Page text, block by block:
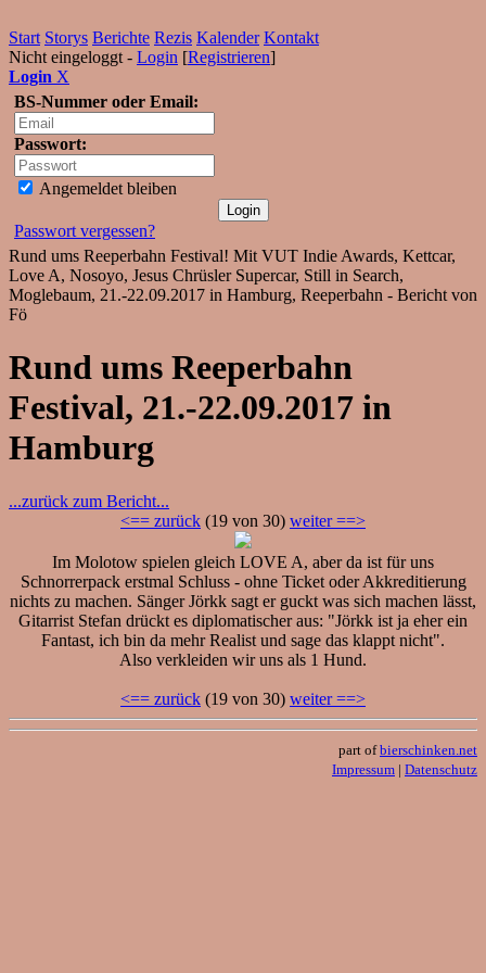
Start Storys Berichte Rezis Kalender Kontakt
Nicht eingeloggt - Login [Registrieren]
Login X
BS-Nummer oder Email:
Passwort:
Angemeldet bleiben
Passwort vergessen?
Rund ums Reeperbahn Festival! Mit VUT Indie Awards, Kettcar,
Love A, Nosoyo, Jesus Chrüsler Supercar, Still in Search,
Moglebaum, 21.-22.09.2017 in Hamburg, Reeperbahn - Bericht von
Fö
Rund ums Reeperbahn
Festival, 21.-22.09.2017 in
Hamburg
...zurück zum Bericht...
<== zurück (19 von 30) weiter ==>
Im Molotow spielen gleich LOVE A, aber da ist für uns
Schnorrerpack erstmal Schluss - ohne Ticket oder Akkreditierung
nichts zu machen. Sänger Jörkk sagt er guckt was sich machen lässt,
Gitarrist Stefan drückt es diplomatischer aus: "Jörkk ist ja eher ein
Fantast, ich bin da mehr Realist und sage das klappt nicht".
Also verkleiden wir uns als 1 Hund.
<== zurück (19 von 30) weiter ==>
part ofbierschinken.net
Impressum | Datenschutz